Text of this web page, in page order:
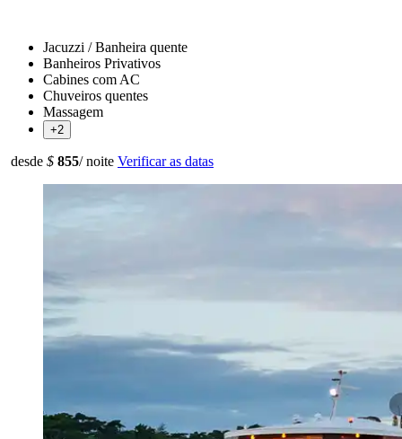
Jacuzzi / Banheira quente
Banheiros Privativos
Cabines com AC
Chuveiros quentes
Massagem
+2
desde $ 855/ noite Verificar as datas